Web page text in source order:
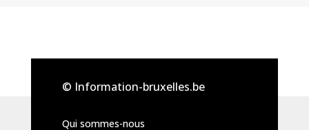
© Information-bruxelles.be
Qui sommes-nous